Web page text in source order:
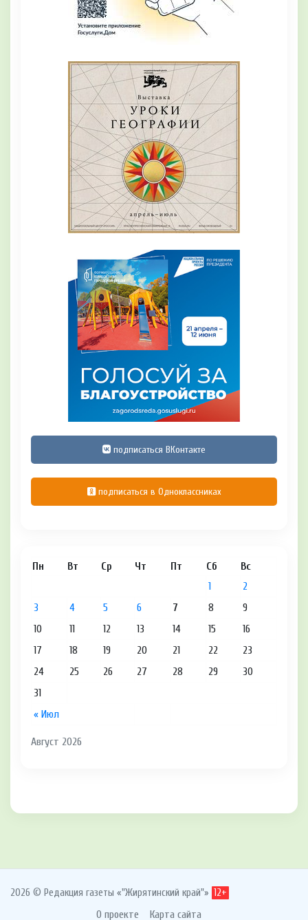
подписаться ВКонтакте
подписаться в Одноклассниках
Август 2026
Пн Вт Ср Чт Пт Сб Вс
« Июл
1
2
3
4 5 6 7 8
9
10
11 12 13 14 15
16
17
18 19 20 21 22
23
24
25 26 27 28 29
30
31
2026 © Редакция газеты «"Жирятинский край"» 12+
О проекте Карта сайта